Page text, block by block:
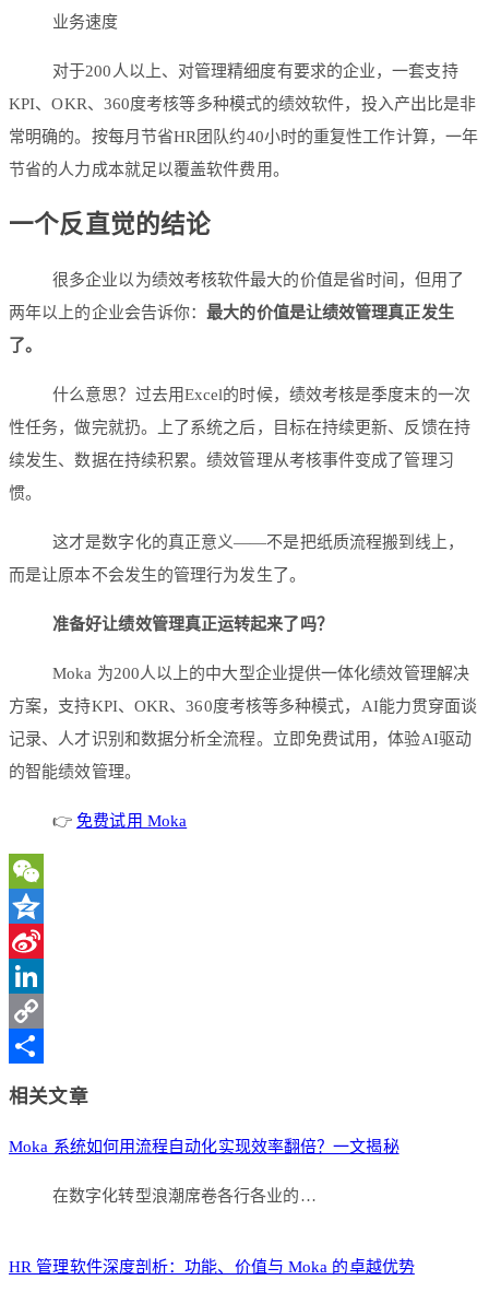
业务速度
对于200人以上、对管理精细度有要求的企业，一套支持
KPI、OKR、360度考核等多种模式的绩效软件，投入产出比是非
常明确的。按每月节省HR团队约40小时的重复性工作计算，一年
节省的人力成本就足以覆盖软件费用。
一个反直觉的结论
很多企业以为绩效考核软件最大的价值是省时间，但用了
两年以上的企业会告诉你：最大的价值是让绩效管理真正发生
了。
什么意思？过去用Excel的时候，绩效考核是季度末的一次
性任务，做完就扔。上了系统之后，目标在持续更新、反馈在持
续发生、数据在持续积累。绩效管理从考核事件变成了管理习
惯。
这才是数字化的真正意义——不是把纸质流程搬到线上，
而是让原本不会发生的管理行为发生了。
准备好让绩效管理真正运转起来了吗？
Moka 为200人以上的中大型企业提供一体化绩效管理解决
方案，支持KPI、OKR、360度考核等多种模式，AI能力贯穿面谈
记录、人才识别和数据分析全流程。立即免费试用，体验AI驱动
的智能绩效管理。
👉免费试用 Moka
WeChat
Qzone
Sina
Weibo
LinkedIn
Copy
相关文章
Moka 系统如何用流程自动化实现效率翻倍？一文揭秘
在数字化转型浪潮席卷各行各业的…
HR 管理软件深度剖析：功能、价值与 Moka 的卓越优势